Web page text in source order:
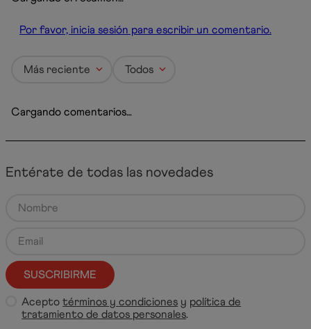
Por favor, inicia sesión para escribir un comentario.
Más reciente Todos
Cargando comentarios…
Entérate de todas las novedades
SUSCRIBIRME
Aceptotérminos y condiciones y política de
tratamiento de datos personales.